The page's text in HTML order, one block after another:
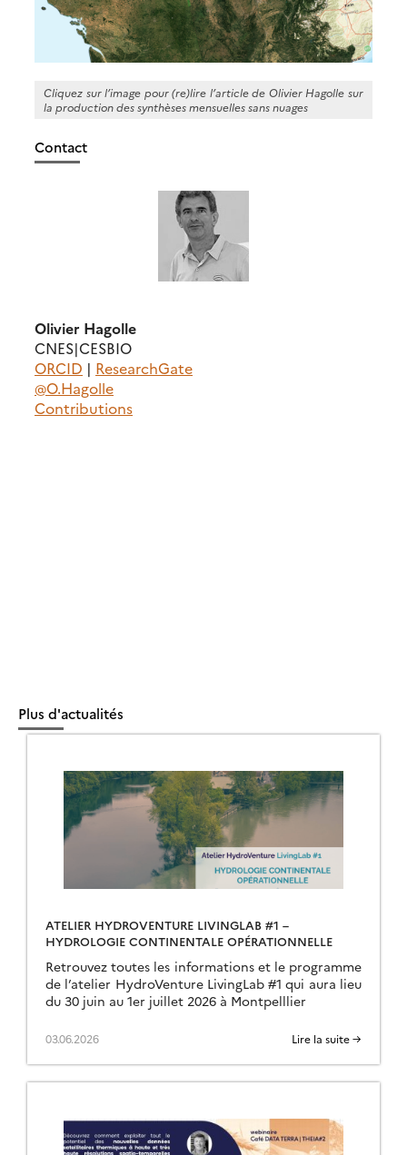
Cliquez sur l’image pour (re)lire l’article de Olivier Hagolle sur
la production des synthèses mensuelles sans nuages
Contact
Olivier Hagolle
CNES|CESBIO
ORCID | ResearchGate
@O.Hagolle
Contributions
Plus d'actualités
ATELIER HYDROVENTURE LIVINGLAB #1 –
HYDROLOGIE CONTINENTALE OPÉRATIONNELLE
Retrouvez toutes les informations et le programme
de l’atelier HydroVenture LivingLab #1 qui aura lieu
du 30 juin au 1er juillet 2026 à Montpelllier
03.06.2026 Lire la suite →